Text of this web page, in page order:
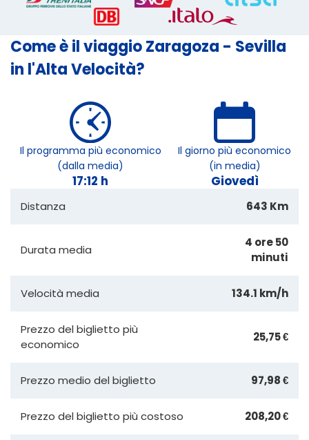
Come è il viaggio Zaragoza - Sevilla
in l'Alta Velocità?
Il programma più economico
(dalla media)
17:12 h
Il giorno più economico
(in media)
Giovedì
Distanza 643 Km
Durata media
4 ore 50
minuti
Velocità media 134.1 km/h
Prezzo del biglietto più
economico
25,75 €
Prezzo medio del biglietto 97,98 €
Prezzo del biglietto più costoso 208,20 €